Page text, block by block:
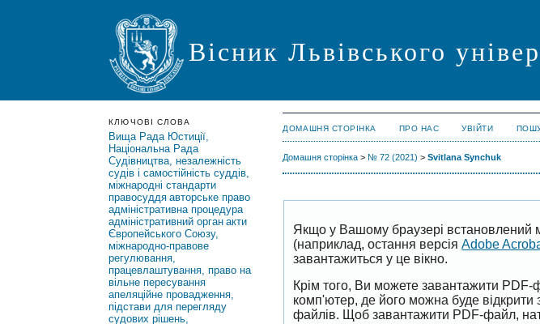
Вісник Львівського
КЛЮЧОВІ СЛОВА
Вища Рада Юстиції,
Національна Рада
Судівництва, незалежність
судів і самостійність суддів,
міжнародні стандарти
правосуддя авторське право
адміністративна процедура
адміністративний орган акти
Європейського Союзу,
міжнародно-правове
регулювання,
працевлаштування, право на
вільне пересування
апеляційне провадження,
підстави для перегляду
судових рішень,
ДОМАШНЯ СТОРІНКА ПРО НАС УВІЙТИ
Домашня сторінка > № 72 (2021) >Svitlana Synchuk
Якщо у Вашому браузері встановлений
(наприклад, остання версіяAdobe
завантажиться у це вікно.
Крім того, Ви можете завантажити PDF-
комп'ютер, де його можна буде
файлів. Щоб завантажити PDF-файл,